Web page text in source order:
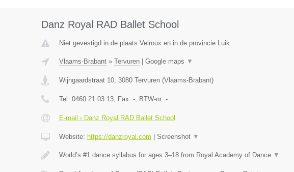
Danz Royal RAD Ballet School
Niet gevestigd in de plaats Velroux en in de provincie Luik.
Vlaams-Brabant» Tervuren| Google maps ▼
Wijngaardstraat 10, 3080 Tervuren(Vlaams-Brabant)
Tel: 0460 21 03 13, Fax: -, BTW-nr: -
E-mail › Danz Royal RAD Ballet School
Website: https://danzroyal.com Screenshot ▼
World’s #1 dance syllabus for ages 3–18 from Royal Academy of Dance ▼